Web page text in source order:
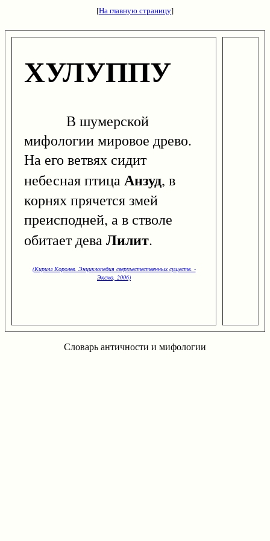
[На главную страницу]
ХУЛУППУ
В шумерской
мифологии мировое древо.
На его ветвях сидит
небесная птицаАнзуд, в
корнях прячется змей
преисподней, а в стволе
обитает деваЛилит.
(Кирилл Королев. Энциклопедия сверхъестественных существ. -
Эксмо, 2006)
Словарь античности и мифологии